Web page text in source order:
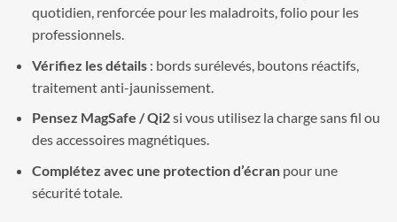
quotidien, renforcée pour les maladroits, folio pour les
professionnels.
Vérifiez les détails: bords surélevés, boutons réactifs,
traitement anti-jaunissement.
Pensez MagSafe / Qi2si vous utilisez la charge sans fil ou
des accessoires magnétiques.
Complétez avec une protection d’écranpour une
sécurité totale.